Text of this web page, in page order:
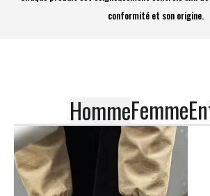
conformité et son origine.
HommeFemme